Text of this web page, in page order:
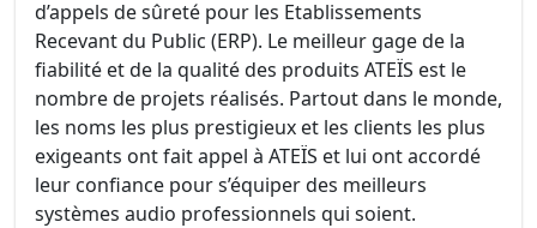
d’appels de sûreté pour les Etablissements
Recevant du Public (ERP). Le meilleur gage de la
fiabilité et de la qualité des produits ATEÏS est le
nombre de projets réalisés. Partout dans le monde,
les noms les plus prestigieux et les clients les plus
exigeants ont fait appel à ATEÏS et lui ont accordé
leur confiance pour s’équiper des meilleurs
systèmes audio professionnels qui soient.